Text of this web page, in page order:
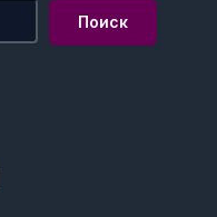
Поиск